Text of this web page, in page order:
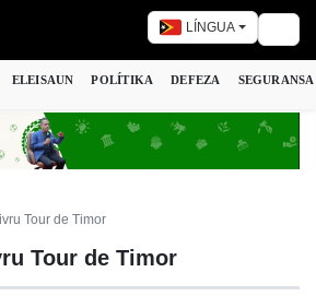
LÍNGUA
ELEISAUN POLÍTIKA DEFEZA SEGURANSA
Tour de Timor
Tour de Timor